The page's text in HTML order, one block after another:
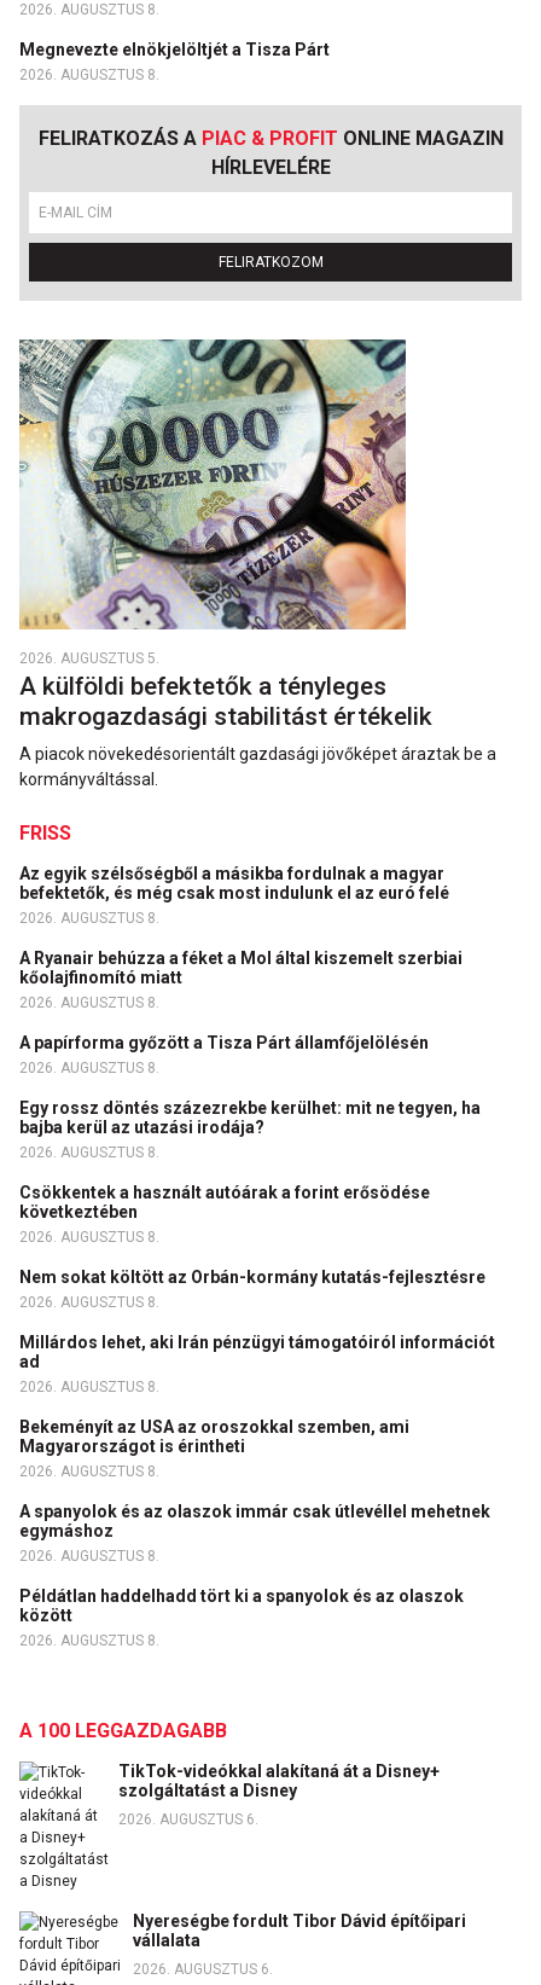
2026. AUGUSZTUS 8.
Megnevezte elnökjelöltjét a Tisza Párt
2026. AUGUSZTUS 8.
FELIRATKOZÁS A PIAC & PROFIT ONLINE MAGAZIN
HÍRLEVELÉRE
FELIRATKOZOM
2026. AUGUSZTUS 5.
A külföldi befektetők a tényleges
makrogazdasági stabilitást értékelik
A piacok növekedésorientált gazdasági jövőképet áraztak be a
kormányváltással.
FRISS
Az egyik szélsőségből a másikba fordulnak a magyar
befektetők, és még csak most indulunk el az euró felé
2026. AUGUSZTUS 8.
A Ryanair behúzza a féket a Mol által kiszemelt szerbiai
kőolajfinomító miatt
2026. AUGUSZTUS 8.
A papírforma győzött a Tisza Párt államfőjelölésén
2026. AUGUSZTUS 8.
Egy rossz döntés százezrekbe kerülhet: mit ne tegyen, ha
bajba kerül az utazási irodája?
2026. AUGUSZTUS 8.
Csökkentek a használt autóárak a forint erősödése
következtében
2026. AUGUSZTUS 8.
Nem sokat költött az Orbán-kormány kutatás-fejlesztésre
2026. AUGUSZTUS 8.
Millárdos lehet, aki Irán pénzügyi támogatóiról információt
ad
2026. AUGUSZTUS 8.
Bekeményít az USA az oroszokkal szemben, ami
Magyarországot is érintheti
2026. AUGUSZTUS 8.
A spanyolok és az olaszok immár csak útlevéllel mehetnek
egymáshoz
2026. AUGUSZTUS 8.
Példátlan haddelhadd tört ki a spanyolok és az olaszok
között
2026. AUGUSZTUS 8.
A 100 LEGGAZDAGABB
TikTok-videókkal alakítaná át a Disney+
szolgáltatást a Disney
2026. AUGUSZTUS 6.
Nyereségbe fordult Tibor Dávid építőipari
vállalata
2026. AUGUSZTUS 6.